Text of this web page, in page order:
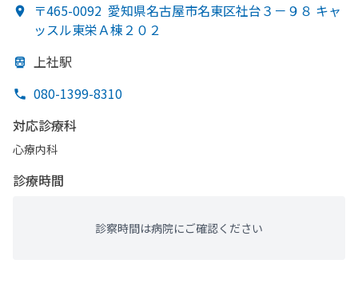
〒465-0092 愛知県名古屋市名東区社台３－９８ キャ
ッスル東栄Ａ棟２０２
上社駅
080-1399-8310
対応診療科
心療内科
診療時間
診察時間は病院にご確認ください